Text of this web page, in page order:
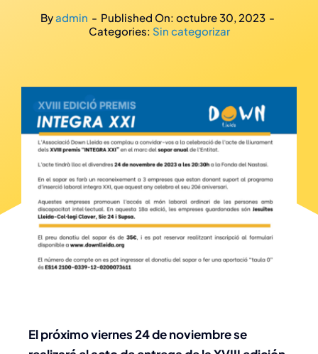
Byadmin - Published On: octubre 30, 2023 -
Categories: Sin categorizar
El próximo viernes 24 de noviembre se